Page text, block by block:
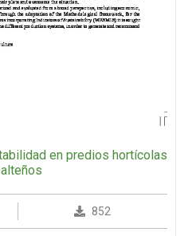
en predios hortícolas
852